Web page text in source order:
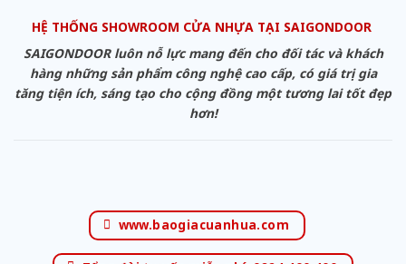
HỆ THỐNG SHOWROOM CỬA NHỰA TẠI SAIGONDOOR
SAIGONDOOR luôn nỗ lực mang đến cho đối tác và khách
hàng những sản phẩm công nghệ cao cấp, có giá trị gia
tăng tiện ích, sáng tạo cho cộng đồng một tương lai tốt đẹp
hơn!
www.baogiacuanhua.com